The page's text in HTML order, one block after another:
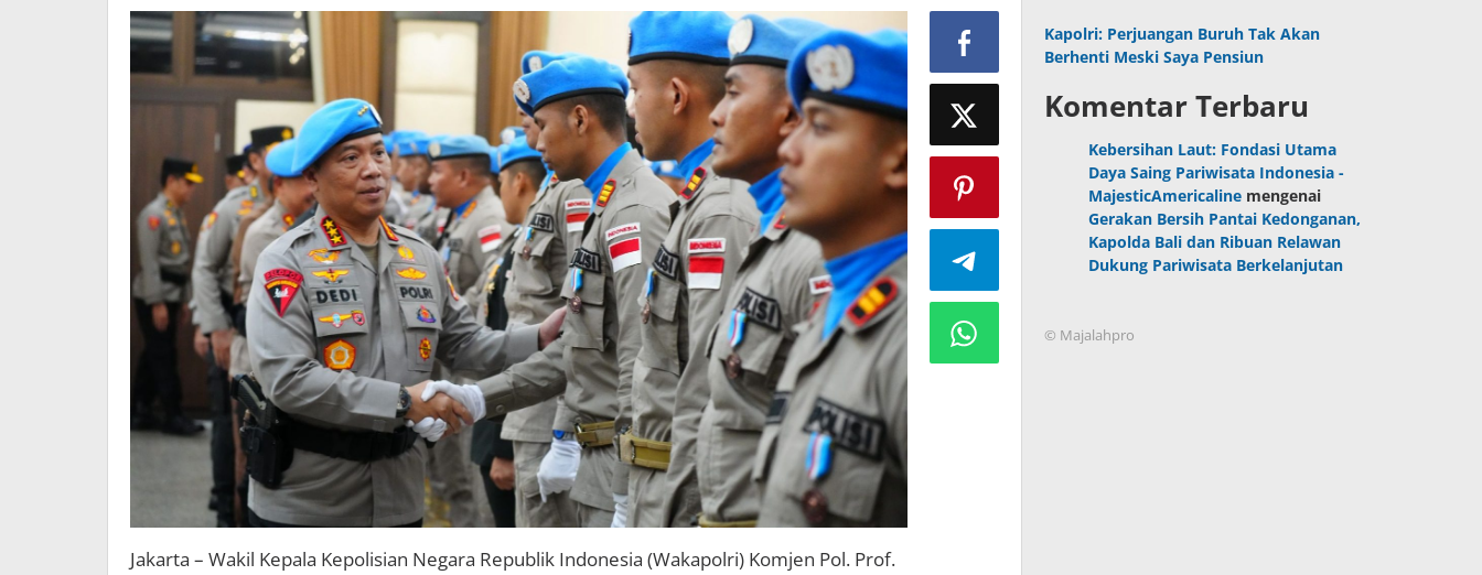
Dunia
Jakarta – Wakil Kepala Kepolisian Negara Republik Indonesia (Wakapolri) Komjen Pol. Prof.
Kapolri: Perjuangan Buruh Tak Akan
Berhenti Meski Saya Pensiun
Komentar Terbaru
Kebersihan Laut: Fondasi Utama
Daya Saing Pariwisata Indonesia -
MajesticAmericaline mengenai
Gerakan Bersih Pantai Kedonganan,
Kapolda Bali dan Ribuan Relawan
Dukung Pariwisata Berkelanjutan
© Majalahpro